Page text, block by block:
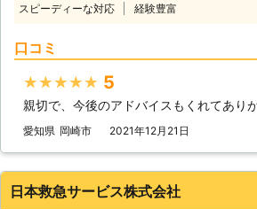
なときは弊社
社は、多くの
しているので
到着時間は約
動くようにし
スピーディーな対応 経験豊富
口コミ
★★★★★ 5
親切で、今後のアドバイスもくれてあり
愛知県 岡崎市 2021年12月21日
日本救急サービス株式会社